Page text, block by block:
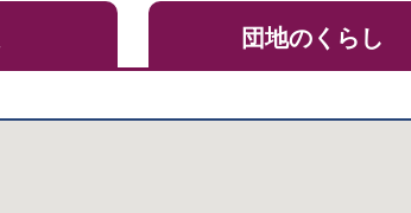
団地のくらし